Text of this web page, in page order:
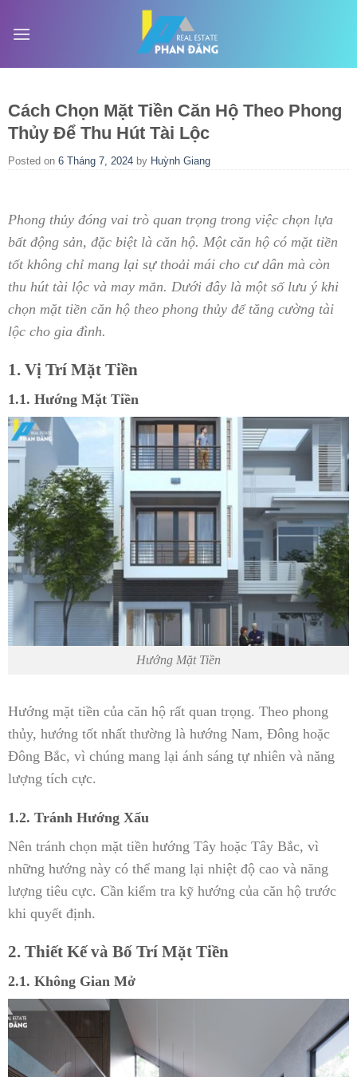
Cách Chọn Mặt Tiền Căn Hộ Theo Phong
Thủy Để Thu Hút Tài Lộc
Posted on 6 Tháng 7, 2024 by Huỳnh Giang
Phong thủy đóng vai trò quan trọng trong việc chọn lựa
bất động sản, đặc biệt là căn hộ. Một căn hộ có mặt tiền
tốt không chỉ mang lại sự thoải mái cho cư dân mà còn
thu hút tài lộc và may mắn. Dưới đây là một số lưu ý khi
chọn mặt tiền căn hộ theo phong thủy để tăng cường tài
lộc cho gia đình.
1. Vị Trí Mặt Tiền
1.1. Hướng Mặt Tiền
Hướng Mặt Tiền
Hướng mặt tiền của căn hộ rất quan trọng. Theo phong
thủy, hướng tốt nhất thường là hướng Nam, Đông hoặc
Đông Bắc, vì chúng mang lại ánh sáng tự nhiên và năng
lượng tích cực.
1.2. Tránh Hướng Xấu
Nên tránh chọn mặt tiền hướng Tây hoặc Tây Bắc, vì
những hướng này có thể mang lại nhiệt độ cao và năng
lượng tiêu cực. Cần kiểm tra kỹ hướng của căn hộ trước
khi quyết định.
2. Thiết Kế và Bố Trí Mặt Tiền
2.1. Không Gian Mở